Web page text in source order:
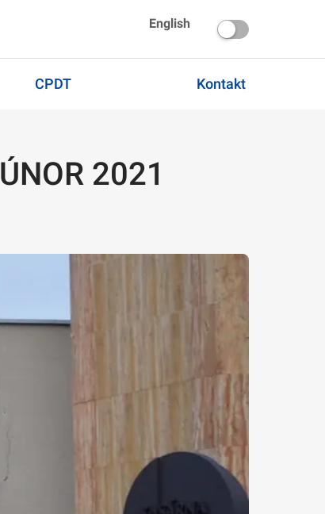
English
CPDT Kontakt
2021